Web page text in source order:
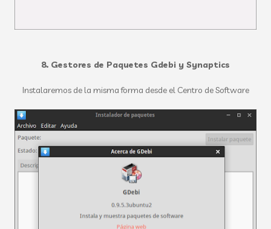
8. Gestores de Paquetes Gdebi y Synaptics
Instalaremos de la misma forma desde el Centro de Software